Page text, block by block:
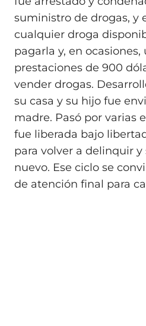
suministro de drogas, y
cualquier droga
pagarla y, en
prestaciones de 900
vender drogas.
su casa y su hijo fue
madre. Pasó por varias
fue liberada bajo
para volver a delinquir y
nuevo. Ese ciclo se
de atención final para